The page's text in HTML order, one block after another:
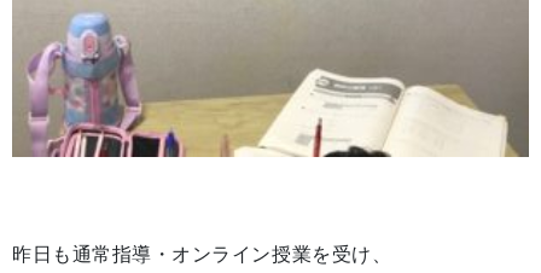
昨日も通常指導・オンライン授業を受け、